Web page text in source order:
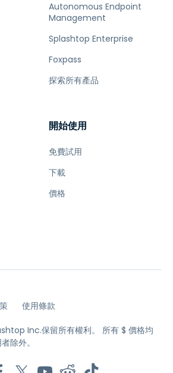
Autonomous Endpoint
Management
Splashtop Enterprise
Foxpass
探索所有產品
開始使用
免費試用
下載
價格
使用條款
Inc.保留所有權利。
所有 $ 價格均
除外。